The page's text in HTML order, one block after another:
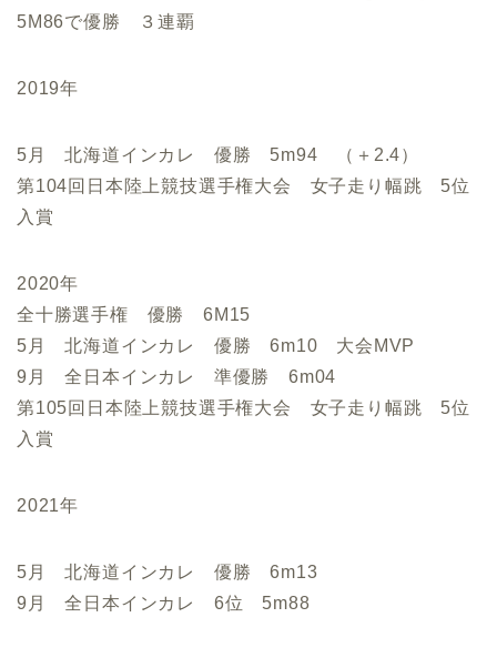
5M86で優勝 ３連覇
2019年
5月 北海道インカレ 優勝 5m94 （＋2.4）
第104回日本陸上競技選手権大会 女子走り幅跳 5位
入賞
2020年
全十勝選手権 優勝 6M15
5月 北海道インカレ 優勝 6m10 大会MVP
9月 全日本インカレ 準優勝 6m04
第105回日本陸上競技選手権大会 女子走り幅跳 5位
入賞
2021年
5月 北海道インカレ 優勝 6m13
9月 全日本インカレ 6位 5m88